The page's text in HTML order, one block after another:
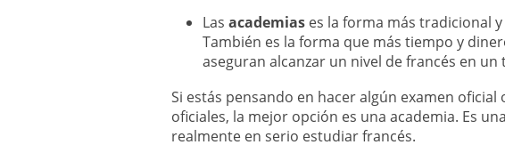
Lasacademias es la forma más tradicional
También es la forma que más tiempo y
aseguran alcanzar un nivel de francés en
Si estás pensando en hacer algún examen oficial
oficiales, la mejor opción es una academia. Es
realmente en serio estudiar francés.